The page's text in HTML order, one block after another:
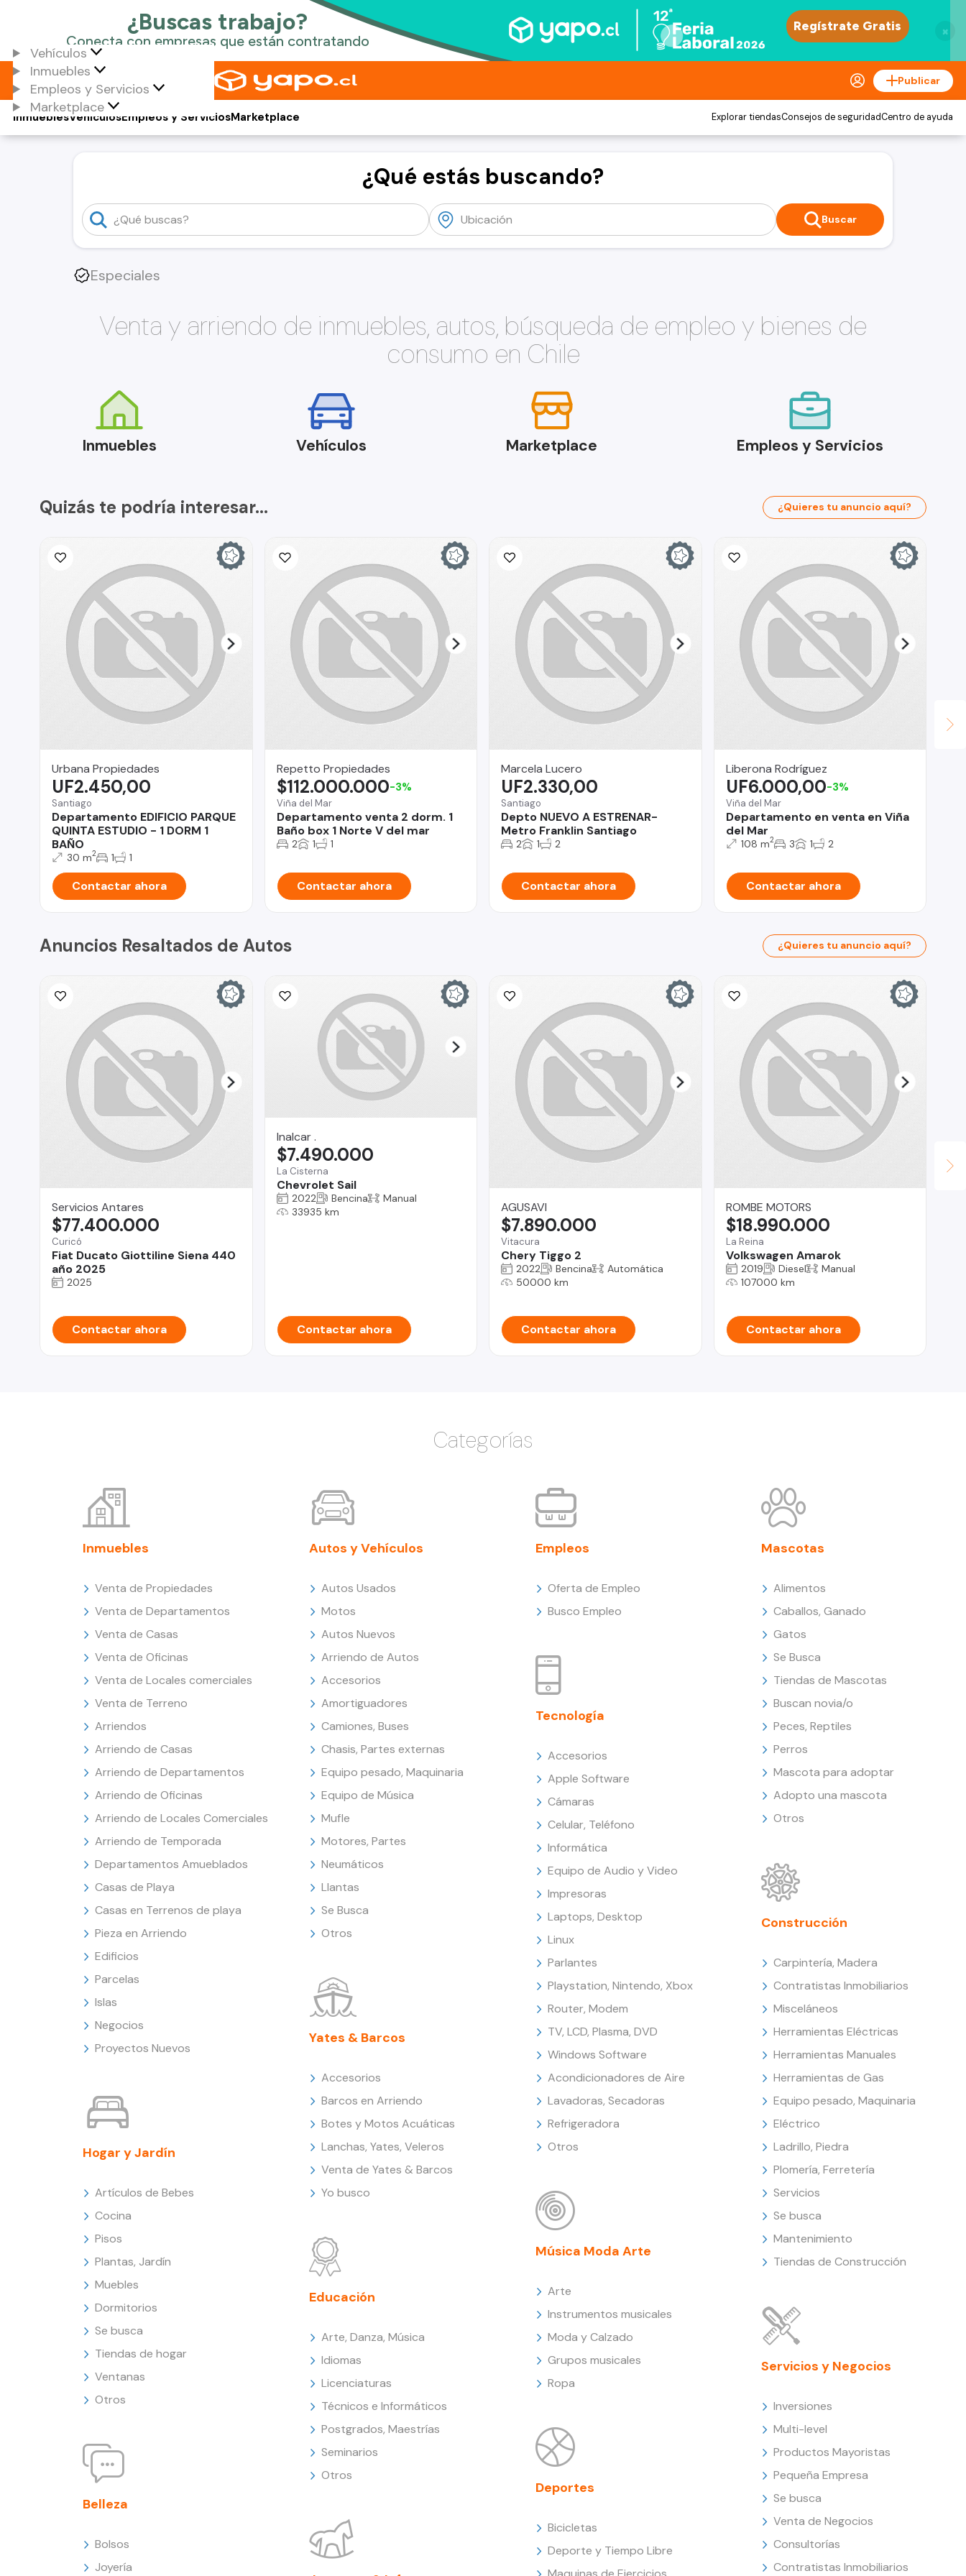
×
Vehículos
Inmuebles
Empleos y Servicios
Marketplace
Publicar
Vehículos
Inmuebles Empleos y ServiciosMarketplace Explorar tiendasConsejos de seguridadCentro de ayuda
¿Qué estás buscando?
Buscar
Especiales
Venta y arriendo de inmuebles, autos, búsqueda de empleo y bienes de
consumo en Chile
Inmuebles Vehículos Marketplace Empleos y Servicios
Quizás te podría interesar... ¿Quieres tu anuncio aquí?
Urbana Propiedades
Santiago
Departamento EDIFICIO PARQUE
QUINTA ESTUDIO - 1 DORM 1
BAÑO
UF2.450,00
30 m2 1 1
Contactar ahora
Repetto Propiedades
Viña del Mar
Departamento venta 2 dorm. 1
Baño box 1 Norte V del mar
$112.000.000-3%
2 1 1
Contactar ahora
Marcela Lucero
Santiago
Depto NUEVO A ESTRENAR-
Metro Franklin Santiago
UF2.330,00
2 1 2
Contactar ahora
Liberona Rodríguez
Viña del Mar
Departamento en venta en Viña
del Mar
UF6.000,00-3%
108 m2 3 1 2
Contactar ahora
Anuncios Resaltados de Autos ¿Quieres tu anuncio aquí?
Servicios Antares
Curicó
Fiat Ducato Giottiline Siena 440
año 2025
$77.400.000
2025
Contactar ahora
Inalcar .
La Cisterna
Chevrolet Sail
$7.490.000
2022 Bencina
Manual
33935 km
Contactar ahora
AGUSAVI
Vitacura
Chery Tiggo 2
$7.890.000
2022 Bencina
Automática
50000 km
Contactar ahora
ROMBE MOTORS
La Reina
Volkswagen Amarok
$18.990.000
2019 Diesel
Manual
107000 km
Contactar ahora
Categorías
Inmuebles
Venta de Propiedades
Venta de Departamentos
Venta de Casas
Venta de Oficinas
Venta de Locales comerciales
Venta de Terreno
Arriendos
Arriendo de Casas
Arriendo de Departamentos
Arriendo de Oficinas
Arriendo de Locales Comerciales
Arriendo de Temporada
Departamentos Amueblados
Casas de Playa
Casas en Terrenos de playa
Pieza en Arriendo
Edificios
Parcelas
Islas
Negocios
Proyectos Nuevos
Hogar y Jardín
Artículos de Bebes
Cocina
Pisos
Plantas, Jardín
Muebles
Dormitorios
Se busca
Tiendas de hogar
Ventanas
Otros
Belleza
Bolsos
Joyería
Autos y Vehículos
Autos Usados
Motos
Autos Nuevos
Arriendo de Autos
Accesorios
Amortiguadores
Camiones, Buses
Chasis, Partes externas
Equipo pesado, Maquinaria
Equipo de Música
Mufle
Motores, Partes
Neumáticos
Llantas
Se Busca
Otros
Yates & Barcos
Accesorios
Barcos en Arriendo
Botes y Motos Acuáticas
Lanchas, Yates, Veleros
Venta de Yates & Barcos
Yo busco
Educación
Arte, Danza, Música
Idiomas
Licenciaturas
Técnicos e Informáticos
Postgrados, Maestrías
Seminarios
Otros
Empleos
Oferta de Empleo
Busco Empleo
Tecnología
Accesorios
Apple Software
Cámaras
Celular, Teléfono
Informática
Equipo de Audio y Video
Impresoras
Laptops, Desktop
Linux
Parlantes
Playstation, Nintendo, Xbox
Router, Modem
TV, LCD, Plasma, DVD
Windows Software
Acondicionadores de Aire
Lavadoras, Secadoras
Refrigeradora
Otros
Música Moda Arte
Arte
Instrumentos musicales
Moda y Calzado
Grupos musicales
Ropa
Deportes
Bicicletas
Deporte y Tiempo Libre
Mascotas
Alimentos
Caballos, Ganado
Gatos
Se Busca
Tiendas de Mascotas
Buscan novia/o
Peces, Reptiles
Perros
Mascota para adoptar
Adopto una mascota
Otros
Construcción
Carpintería, Madera
Contratistas Inmobiliarios
Misceláneos
Herramientas Eléctricas
Herramientas Manuales
Herramientas de Gas
Equipo pesado, Maquinaria
Eléctrico
Ladrillo, Piedra
Plomería, Ferretería
Servicios
Se busca
Mantenimiento
Tiendas de Construcción
Servicios y Negocios
Inversiones
Multi-level
Productos Mayoristas
Pequeña Empresa
Se busca
Venta de Negocios
Consultorías
Contratistas Inmobiliarios